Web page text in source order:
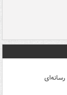
رسانه‌ای